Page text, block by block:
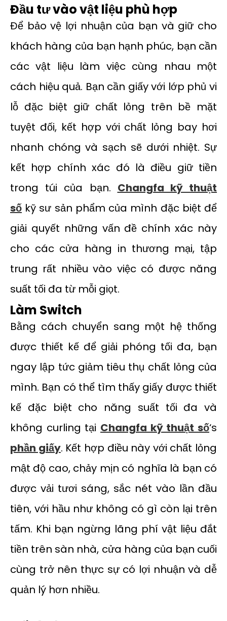
Đầu tư vào vật liệu phù hợp
Để bảo vệ lợi nhuận của bạn và giữ cho
khách hàng của bạn hạnh phúc, bạn cần
các vật liệu làm việc cùng nhau một
cách hiệu quả. Bạn cần giấy với lớp phủ vi
lỗ đặc biệt giữ chất lỏng trên bề mặt
tuyệt đối, kết hợp với chất lỏng bay hơi
nhanh chóng và sạch sẽ dưới nhiệt. Sự
kết hợp chính xác đó là điều giữ tiền
trong túi của bạn. Changfa kỹ thuật
số kỹ sư sản phẩm của mình đặc biệt để
giải quyết những vấn đề chính xác này
cho các cửa hàng in thương mại, tập
trung rất nhiều vào việc có được năng
suất tối đa từ mỗi giọt.
Làm Switch
Bằng cách chuyển sang một hệ thống
được thiết kế để giải phóng tối đa, bạn
ngay lập tức giảm tiêu thụ chất lỏng của
mình. Bạn có thể tìm thấy giấy được thiết
kế đặc biệt cho năng suất tối đa và
không curling tại Changfa kỹ thuật số‘s
phần giấy. Kết hợp điều này với chất lỏng
mật độ cao, chảy mịn có nghĩa là bạn có
được vải tươi sáng, sắc nét vào lần đầu
tiên, với hầu như không có gì còn lại trên
tấm. Khi bạn ngừng lãng phí vật liệu đắt
tiền trên sàn nhà, cửa hàng của bạn cuối
cùng trở nên thực sự có lợi nhuận và dễ
quản lý hơn nhiều.